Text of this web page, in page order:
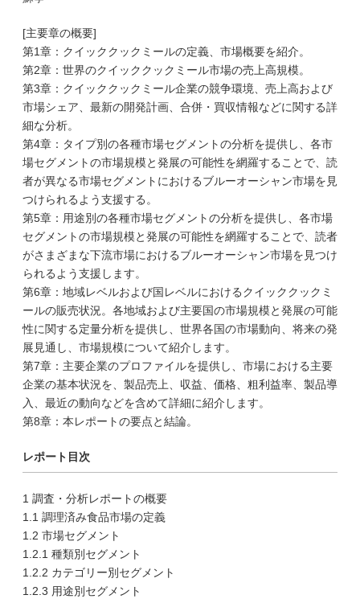
[主要章の概要]
第1章：クイッククックミールの定義、市場概要を紹介。
第2章：世界のクイッククックミール市場の売上高規模。
第3章：クイッククックミール企業の競争環境、売上高および
市場シェア、最新の開発計画、合併・買収情報などに関する詳
細な分析。
第4章：タイプ別の各種市場セグメントの分析を提供し、各市
場セグメントの市場規模と発展の可能性を網羅することで、読
者が異なる市場セグメントにおけるブルーオーシャン市場を見
つけられるよう支援する。
第5章：用途別の各種市場セグメントの分析を提供し、各市場
セグメントの市場規模と発展の可能性を網羅することで、読者
がさまざまな下流市場におけるブルーオーシャン市場を見つけ
られるよう支援します。
第6章：地域レベルおよび国レベルにおけるクイッククックミ
ールの販売状況。各地域および主要国の市場規模と発展の可能
性に関する定量分析を提供し、世界各国の市場動向、将来の発
展見通し、市場規模について紹介します。
第7章：主要企業のプロファイルを提供し、市場における主要
企業の基本状況を、製品売上、収益、価格、粗利益率、製品導
入、最近の動向などを含めて詳細に紹介します。
第8章：本レポートの要点と結論。
レポート目次
1 調査・分析レポートの概要
1.1 調理済み食品市場の定義
1.2 市場セグメント
1.2.1 種類別セグメント
1.2.2 カテゴリー別セグメント
1.2.3 用途別セグメント